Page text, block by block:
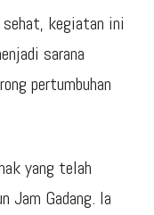
sehat, kegiatan ini
sarana
pertumbuhan
yang telah
Jam Gadang. Ia